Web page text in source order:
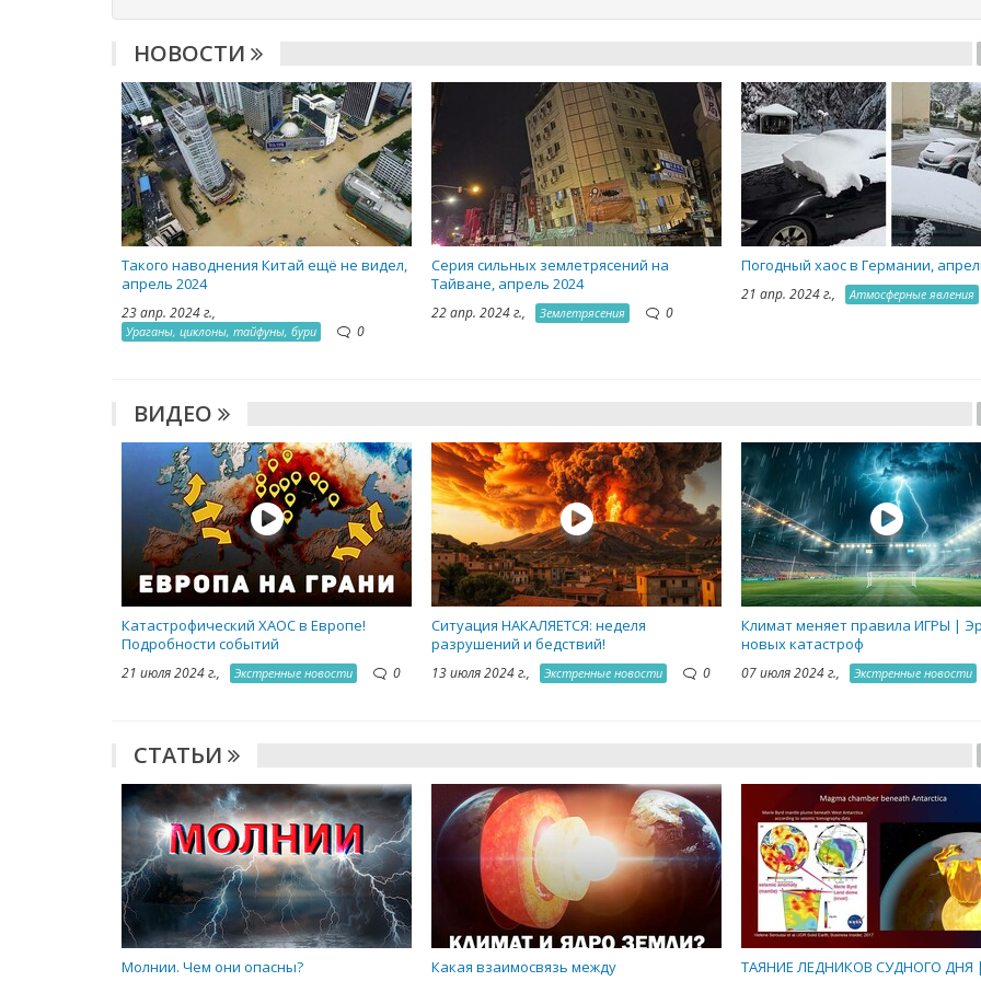
НОВОСТИ
Такого наводнения Китай ещё не видел,
апрель 2024
23 апр. 2024 г.,
Ураганы, циклоны, тайфуны, бури 0
Серия сильных землетрясений на
Тайване, апрель 2024
22 апр. 2024 г., Землетрясения 0
Погодный хаос в Германии,
21 апр. 2024 г., Атмосферные явления
ВИДЕО
Катастрофический ХАОС в Европе!
Подробности событий
21 июля 2024 г., Экстренные новости 0
Ситуация НАКАЛЯЕТСЯ: неделя
разрушений и бедствий!
13 июля 2024 г., Экстренные новости 0
Климат меняет правила ИГРЫ |
новых катастроф
07 июля 2024 г., Экстренные новости
СТАТЬИ
Молнии. Чем они опасны?
Какая взаимосвязь между
ТАЯНИЕ ЛЕДНИКОВ СУДНОГО ДНЯ |